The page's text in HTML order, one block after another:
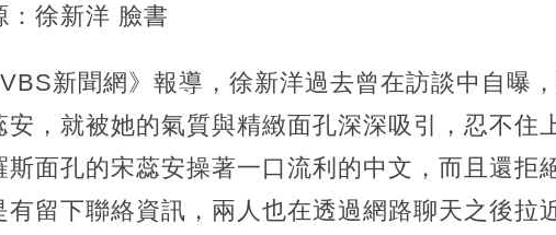
：徐新洋 臉書
新聞網》報導，徐新洋過去曾在訪談中自曝
安，就被她的氣質與精緻面孔深深吸引，忍不住
斯面孔的宋蕊安操著一口流利的中文，而且還拒
有留下聯絡資訊，兩人也在透過網路聊天之後拉